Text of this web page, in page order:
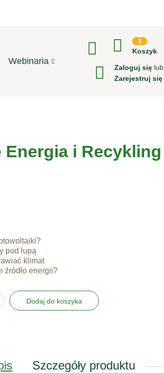
0
Koszyk
Zaloguj się lub
Zarejestruj się
Webinaria
Energia i Recykling
pod lupą
klimat
źródło energii?
Dodaj do koszyka
Szczegóły produktu